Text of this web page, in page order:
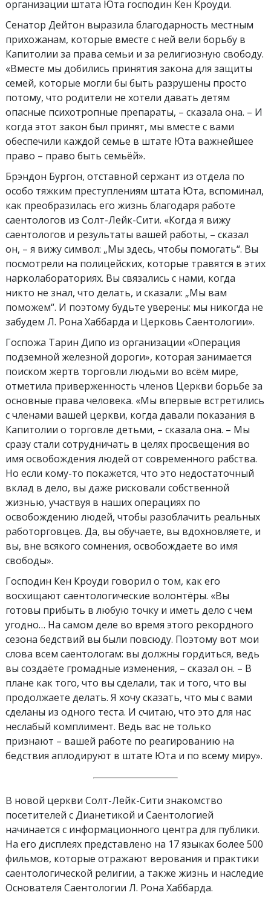
организации штата Юта господин Кен Кроуди.
Сенатор Дейтон выразила благодарность местным
прихожанам, которые вместе с ней вели борьбу в
Капитолии за права семьи и за религиозную свободу.
«Вместе мы добились принятия закона для защиты
семей, которые могли бы быть разрушены просто
потому, что родители не хотели давать детям
опасные психотропные препараты, – сказала она. – И
когда этот закон был принят, мы вместе с вами
обеспечили каждой семье в штате Юта важнейшее
право – право быть семьёй».
Брэндон Бургон, отставной сержант из отдела по
особо тяжким преступлениям штата Юта, вспоминал,
как преобразилась его жизнь благодаря работе
саентологов из Солт-Лейк-Сити. «Когда я вижу
саентологов и результаты вашей работы, – сказал
он, – я вижу символ: „Мы здесь, чтобы помогать“. Вы
посмотрели на полицейских, которые травятся в этих
нарколабораториях. Вы связались с нами, когда
никто не знал, что делать, и сказали: „Мы вам
поможем“. И поэтому будьте уверены: мы никогда не
забудем Л. Рона Хаббарда и Церковь Саентологии».
Госпожа Тарин Дипо из организации «Операция
подземной железной дороги», которая занимается
поиском жертв торговли людьми во всём мире,
отметила приверженность членов Церкви борьбе за
основные права человека. «Мы впервые встретились
с членами вашей церкви, когда давали показания в
Капитолии о торговле детьми, – сказала она. – Мы
сразу стали сотрудничать в целях просвещения во
имя освобождения людей от современного рабства.
Но если кому-то покажется, что это недостаточный
вклад в дело, вы даже рисковали собственной
жизнью, участвуя в наших операциях по
освобождению людей, чтобы разоблачить реальных
работорговцев. Да, вы обучаете, вы вдохновляете, и
вы, вне всякого сомнения, освобождаете во имя
свободы».
Господин Кен Кроуди говорил о том, как его
восхищают саентологические волонтёры. «Вы
готовы прибыть в любую точку и иметь дело с чем
угодно… На самом деле во время этого рекордного
сезона бедствий вы были повсюду. Поэтому вот мои
слова всем саентологам: вы должны гордиться, ведь
вы создаёте громадные изменения, – сказал он. – В
плане как того, что вы сделали, так и того, что вы
продолжаете делать. Я хочу сказать, что мы с вами
сделаны из одного теста. И считаю, что это для нас
неслабый комплимент. Ведь вас не только
признают – вашей работе по реагированию на
бедствия аплодируют в штате Юта и по всему миру».
В новой церкви Солт-Лейк-Сити знакомство
посетителей с Дианетикой и Саентологией
начинается с информационного центра для публики.
На его дисплеях представлено на 17 языках более 500
фильмов, которые отражают верования и практики
саентологической религии, а также жизнь и наследие
Основателя Саентологии Л. Рона Хаббарда.